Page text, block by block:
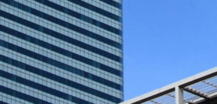
联系我们
0757-85773493